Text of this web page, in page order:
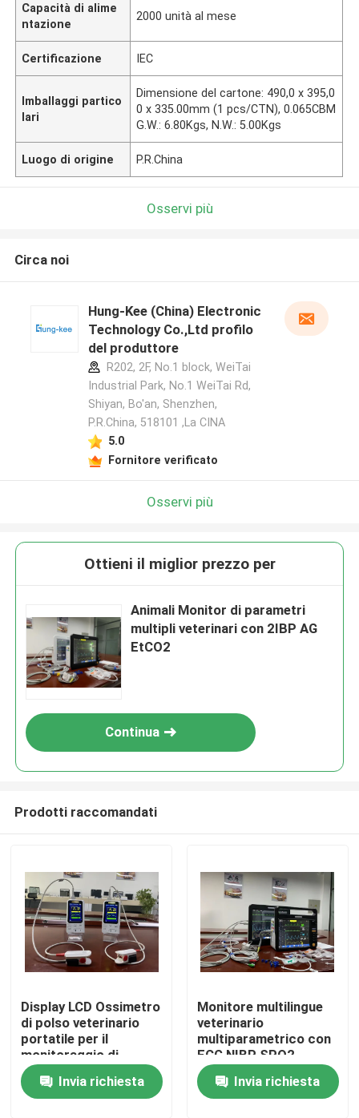
Casa
Prodotti
Capacità di alime
ntazione
2000 unità al mese
Certificazione IEC
Imballaggi partico
lari
Dimensione del cartone: 490,0 x 395,0
0 x 335.00mm (1 pcs/CTN), 0.065CBM
G.W.: 6.80Kgs, N.W.: 5.00Kgs
Luogo di origine P.R.China
Osservi più
Circa noi
Hung-Kee (China) Electronic
Technology Co.,Ltd profilo
del produttore
R202, 2F, No.1 block, WeiTai
Industrial Park, No.1 WeiTai Rd,
Shiyan, Bo'an, Shenzhen,
P.R.China, 518101​​​​​​​ ,La CINA
5.0
Fornitore verificato
Osservi più
Ottieni il miglior prezzo per
Animali Monitor di parametri
multipli veterinari con 2IBP AG
EtCO2
Continua
Prodotti raccomandati
Display LCD Ossimetro
di polso veterinario
portatile per il
monitoraggio di
animali domestici /
animaliInvia richiesta
Monitore multilingue
veterinario
multiparametrico con
ECG NIBP SPO2
2Temp
Invia richiesta